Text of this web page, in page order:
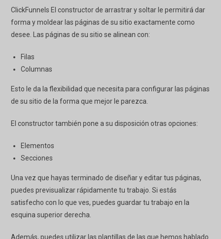
ClickFunnels El constructor de arrastrar y soltar le permitirá dar
forma y moldear las páginas de su sitio exactamente como
desee. Las páginas de su sitio se alinean con:
Filas
Columnas
Esto le da la flexibilidad que necesita para configurar las páginas
de su sitio de la forma que mejor le parezca.
El constructor también pone a su disposición otras opciones:
Elementos
Secciones
Una vez que hayas terminado de diseñar y editar tus páginas,
puedes previsualizar rápidamente tu trabajo. Si estás
satisfecho con lo que ves, puedes guardar tu trabajo en la
esquina superior derecha.
Además, puedes utilizar las plantillas de las que hemos hablado